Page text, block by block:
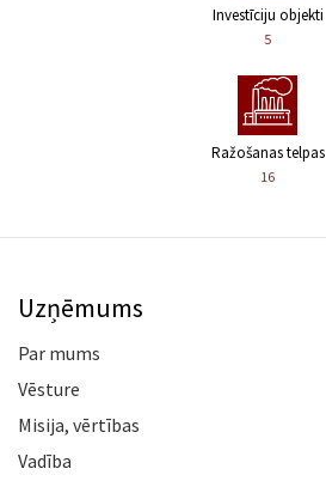
Investīciju objekti
5
Ražošanas telpas
16
Uzņēmums
Par mums
Vēsture
Misija, vērtības
Vadība